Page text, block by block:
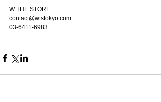
W THE STORE
contact@wtstokyo.com
03-6411-6983